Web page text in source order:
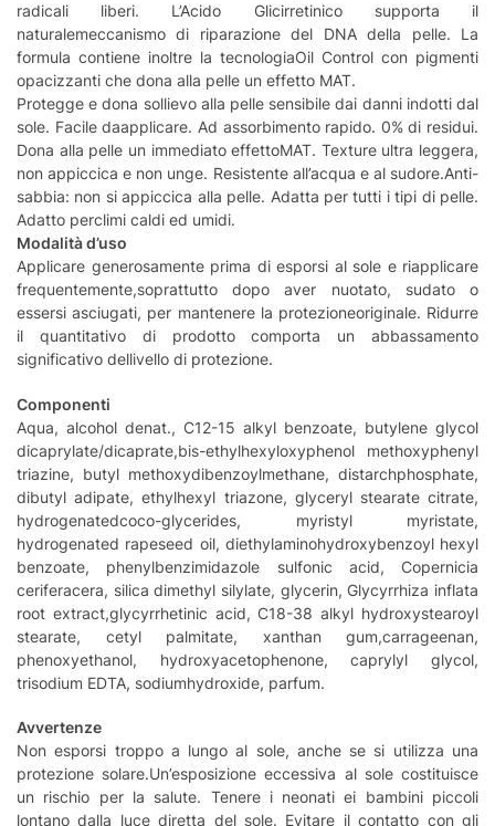
radicali liberi. L’Acido Glicirretinico supporta il
naturalemeccanismo di riparazione del DNA della pelle. La
formula contiene inoltre la tecnologiaOil Control con pigmenti
opacizzanti che dona alla pelle un effetto MAT.
Protegge e dona sollievo alla pelle sensibile dai danni indotti dal
sole. Facile daapplicare. Ad assorbimento rapido. 0% di residui.
Dona alla pelle un immediato effettoMAT. Texture ultra leggera,
non appiccica e non unge. Resistente all’acqua e al sudore.Anti-
sabbia: non si appiccica alla pelle. Adatta per tutti i tipi di pelle.
Adatto perclimi caldi ed umidi.
Modalità d’uso
Applicare generosamente prima di esporsi al sole e riapplicare
frequentemente,soprattutto dopo aver nuotato, sudato o
essersi asciugati, per mantenere la protezioneoriginale. Ridurre
il quantitativo di prodotto comporta un abbassamento
significativo dellivello di protezione.
Componenti
Aqua, alcohol denat., C12-15 alkyl benzoate, butylene glycol
dicaprylate/dicaprate,bis-ethylhexyloxyphenol methoxyphenyl
triazine, butyl methoxydibenzoylmethane, distarchphosphate,
dibutyl adipate, ethylhexyl triazone, glyceryl stearate citrate,
hydrogenatedcoco-glycerides, myristyl myristate,
hydrogenated rapeseed oil, diethylaminohydroxybenzoyl hexyl
benzoate, phenylbenzimidazole sulfonic acid, Copernicia
ceriferacera, silica dimethyl silylate, glycerin, Glycyrrhiza inflata
root extract,glycyrrhetinic acid, C18-38 alkyl hydroxystearoyl
stearate, cetyl palmitate, xanthan gum,carrageenan,
phenoxyethanol, hydroxyacetophenone, caprylyl glycol,
trisodium EDTA, sodiumhydroxide, parfum.
Avvertenze
Non esporsi troppo a lungo al sole, anche se si utilizza una
protezione solare.Un’esposizione eccessiva al sole costituisce
un rischio per la salute. Tenere i neonati ei bambini piccoli
lontano dalla luce diretta del sole. Evitare il contatto con gli